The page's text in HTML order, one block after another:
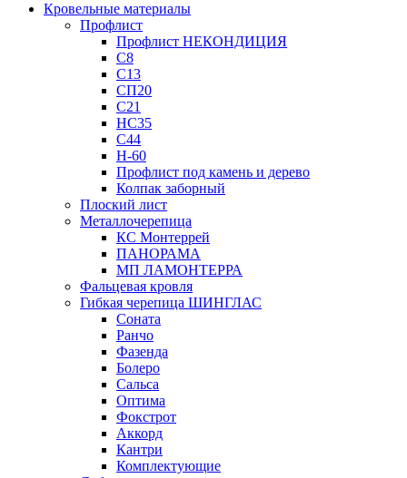
Кровельные материалы
Профлист
Профлист НЕКОНДИЦИЯ
С8
С13
СП20
С21
НС35
С44
Н-60
Профлист под камень и дерево
Колпак заборный
Плоский лист
Металлочерепица
КС Монтеррей
ПАНОРАМА
МП ЛАМОНТЕРРА
Фальцевая кровля
Гибкая черепица ШИНГЛАС
Соната
Ранчо
Фазенда
Болеро
Сальса
Оптима
Фокстрот
Аккорд
Кантри
Комплектующие